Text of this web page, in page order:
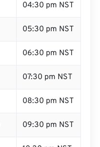
04:30 pm NST
05:30 pm NST
06:30 pm NST
07:30 pm NST
08:30 pm NST
09:30 pm NST